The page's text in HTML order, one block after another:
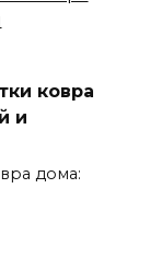
ковра
и
дома: